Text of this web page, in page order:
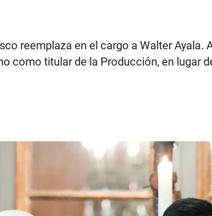
reemplaza en el cargo a Walter Ayala.
como titular de la Producción, en lugar